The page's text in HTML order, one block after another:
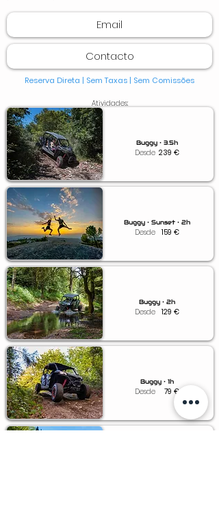
Email
Contacto
Reserva Direta | Sem Taxas | Sem Comissões
Atividades:
Buggy • 3.5h
Desde 239 €
Buggy • Sunset • 2h
Desde 159 €
Buggy • 2h
Desde 129 €
Buggy • 1h
Desde 79 €